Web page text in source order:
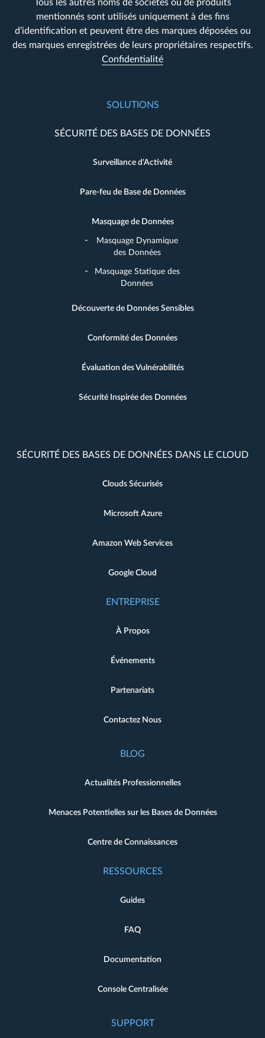
Tous les autres noms de sociétés ou de produits
mentionnés sont utilisés uniquement à des fins
d'identification et peuvent être des marques déposées ou
des marques enregistrées de leurs propriétaires respectifs.
Confidentialité
SOLUTIONS
SÉCURITÉ DES BASES DE DONNÉES
Surveillance d'Activité
Pare-feu de Base de Données
Masquage de Données
Masquage Dynamique
des Données
Masquage Statique des
Données
Découverte de Données Sensibles
Conformité des Données
Évaluation des Vulnérabilités
Sécurité Inspirée des Données
SÉCURITÉ DES BASES DE DONNÉES DANS LE CLOUD
Clouds Sécurisés
Microsoft Azure
Amazon Web Services
Google Cloud
ENTREPRISE
À Propos
Événements
Partenariats
Contactez Nous
BLOG
Actualités Professionnelles
Menaces Potentielles sur les Bases de Données
Centre de Connaissances
RESSOURCES
Guides
FAQ
Documentation
Console Centralisée
SUPPORT